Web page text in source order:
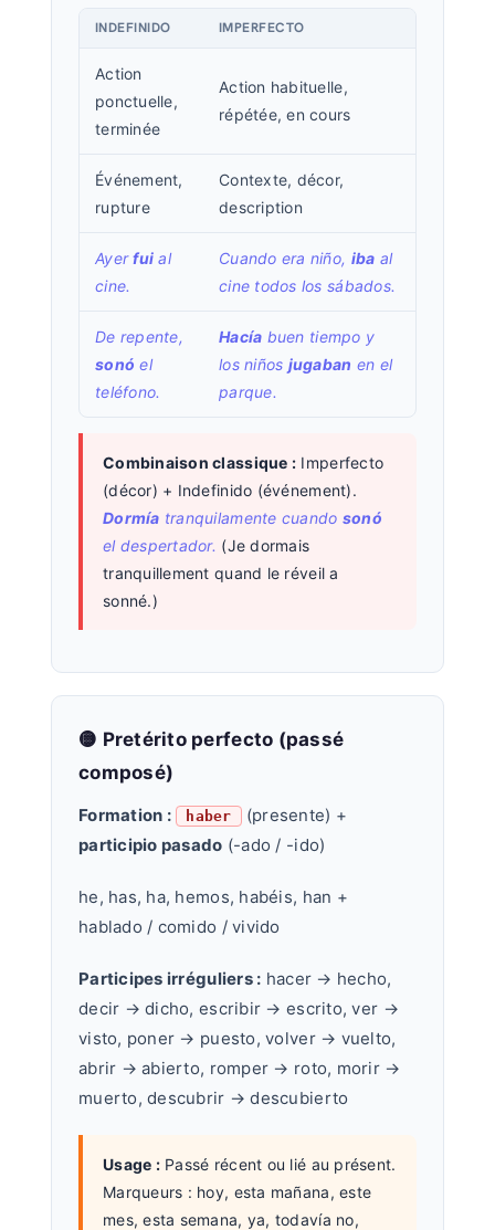
INDEFINIDO IMPERFECTO
Action
ponctuelle,
terminée
Action habituelle,
répétée, en cours
Événement,
rupture
Contexte, décor,
description
Ayerfui al
cine.
Cuando era niño, iba al
cine todos los sábados.
De repente,
sonó el
teléfono.
Hacía buen tiempo y
los niños jugaban en el
parque.
Combinaison classique : Imperfecto
(décor) + Indefinido (événement).
Dormía tranquilamente cuando sonó
el despertador. (Je dormais
tranquillement quand le réveil a
sonné.)
🟡 Pretérito perfecto (passé
composé)
Formation : haber
(presente) +
participio pasado (-ado / -ido)
he, has, ha, hemos, habéis, han +
hablado / comido / vivido
Participes irréguliers : hacer → hecho,
decir → dicho, escribir → escrito, ver →
visto, poner → puesto, volver → vuelto,
abrir → abierto, romper → roto, morir →
muerto, descubrir → descubierto
Usage :Passé récent ou lié au présent.
Marqueurs : hoy, esta mañana, este
mes, esta semana, ya, todavía no,